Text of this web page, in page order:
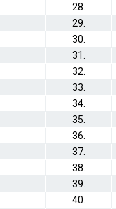
28.
29.
30.
31.
32.
33.
34.
35.
36.
37.
38.
39.
40.